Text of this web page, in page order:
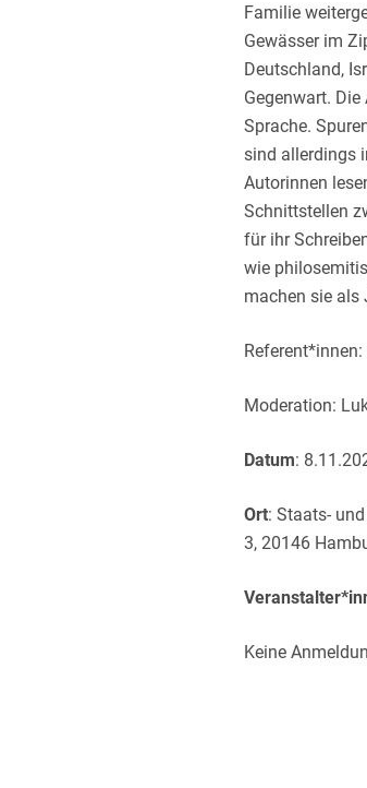
Familie
Gewässer im
Deutschland,
Gegenwart.
Sprache.
sind allerdings
Autorinnen
Schnittstellen
für ihr
wie
machen sie als
Moderation:
Datum:
Ort: Staats-
3, 20146
Keine